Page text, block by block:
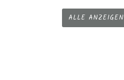
ALLE ANZEIGEN